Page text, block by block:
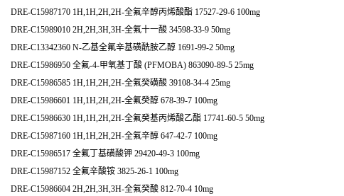
DRE-C15987170 1H,1H,2H,2H-全氟辛醇丙烯酸酯 17527-29-6 100mg
DRE-C15989010 2H,2H,3H,3H-全氟十一酸 34598-33-9 50mg
DRE-C13342360 N-乙基全氟辛基磺酰胺乙醇 1691-99-2 50mg
DRE-C15986950 全氟-4-甲氧基丁酸 (PFMOBA) 863090-89-5 25mg
DRE-C15986585 1H,1H,2H,2H-全氟癸磺酸 39108-34-4 25mg
DRE-C15986601 1H,1H,2H,2H-全氟癸醇 678-39-7 100mg
DRE-C15986630 1H,1H,2H,2H-全氟癸基丙烯酸乙酯 17741-60-5 50mg
DRE-C15987160 1H,1H,2H,2H-全氟辛醇 647-42-7 100mg
DRE-C15986517 全氟丁基磺酸钾 29420-49-3 100mg
DRE-C15987152 全氟辛酸铵 3825-26-1 100mg
DRE-C15986604 2H,2H,3H,3H-全氟癸酸 812-70-4 10mg